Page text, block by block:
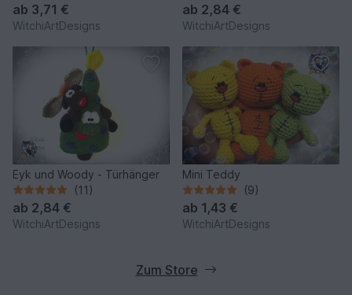
ab 3,71 €
WitchiArtDesigns
ab 2,84 €
WitchiArtDesigns
Eyk und Woody - Türhänger
(11)
ab 2,84 €
WitchiArtDesigns
Mini Teddy
(9)
ab 1,43 €
WitchiArtDesigns
Zum Store